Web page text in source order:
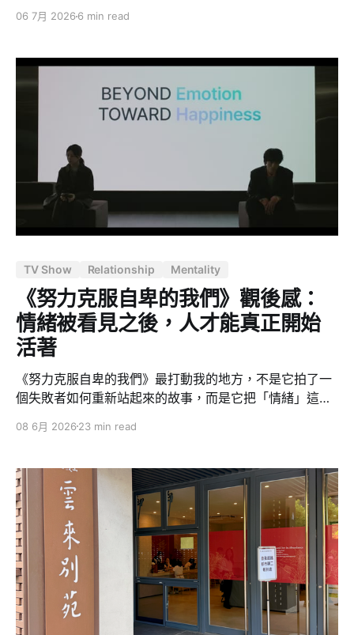
讚，這句話更像是一個警訊。 這本書講的是：為什麼有些
論、談原生家庭的書很多，大部分停在「你的問題來自童
年」就結束了。但作者周慕姿多走了一步 — 她把整個機
制拆開來給你看：恐懼從哪裡來、怎麼觸發、觸發之後你
會做什麼、做了之後為什麼反而讓恐懼更深。 用我熟悉的
除錯手冊。 親密恐懼是一套 threshold 設錯的警報系統
做過系統維運的人都知道一個惡夢：alert threshold 設錯
了。系統其實好好的，但警報一直響。半夜三點被叫醒，
衝去看 dashboard，什麼事都沒有。久了之後，你有兩種
下場 — 要嘛對所有警報麻木，要嘛活在永恆的焦慮裡。
06 7月 2026 6 min read
TV Show Relationship Mentality
《努力克服自卑的我們》觀後感：
情緒被看見之後，人才能真正開始
活著
《努力克服自卑的我們》最打動我的地方，不是它拍了一
個失敗者如何重新站起來的故事，而是它把「情緒」這件
志、和解、成長，彷彿只要主角想通了，人生就能變好。
著把傷口包裝成漂亮的答案。它只是很安靜、很殘酷地把
成年人最不願承認的情緒搬到檯面上：嫉妒、羞恥、憤
怒、比較、自我懷疑、逞強、不甘心，還有那種明明已經
很努力，卻仍然覺得自己一無是處的無力感。 我原本以為
這部劇講的是「自卑」，但看完之後，我反而覺得中文片
名有一點太輕了。韓文原名是《모두가 자신의 무가치함과
싸우고 있다》，直譯更接近「每個人都在與自己的無價值
感作鬥爭」。我覺得這個翻譯更準確。因為自卑還像是一
種可以被改善的性格問題，但「無價值感」更深，它不是
08 6月 2026 23 min read